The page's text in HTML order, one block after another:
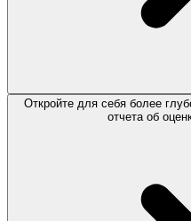
Откройте для себя более
отчета об